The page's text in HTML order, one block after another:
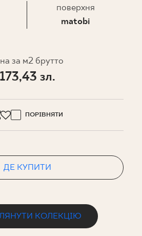
SK DE UK
поверхня
matobi
за м2 брутто
173,43 зл.
ПОРІВНЯТИ
ДЕ КУПИТИ
КОЛЕКЦІЮ